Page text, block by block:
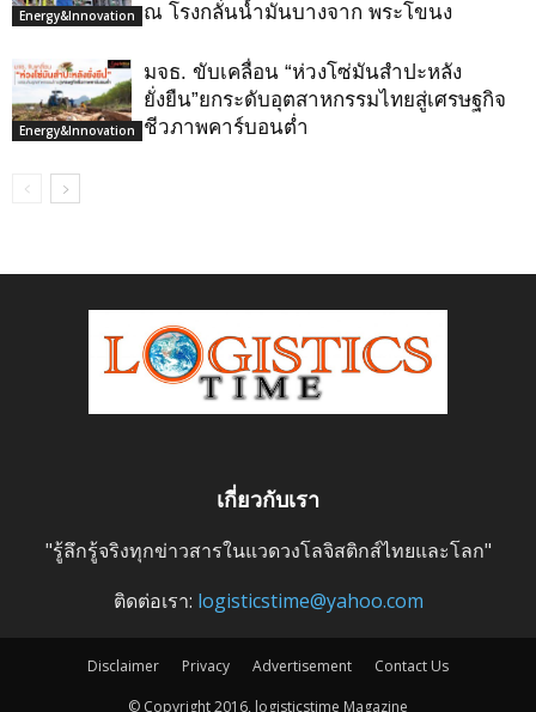
Energy&Innovation
ณ โรงกลั่นน้ำมันบางจาก พระโขนง
Energy&Innovation
มจธ. ขับเคลื่อน “ห่วงโซ่มันสำปะหลัง
ยั่งยืน”ยกระดับอุตสาหกรรมไทยสู่เศรษฐกิจ
ชีวภาพคาร์บอนต่ำ
เกี่ยวกับเรา
"รู้ลึกรู้จริงทุกข่าวสารในแวดวงโลจิสติกส์ไทยและโลก"
ติดต่อเรา: logisticstime@yahoo.com
Disclaimer Privacy Advertisement
Contact Us
© Copyright 2016, logisticstime Magazine